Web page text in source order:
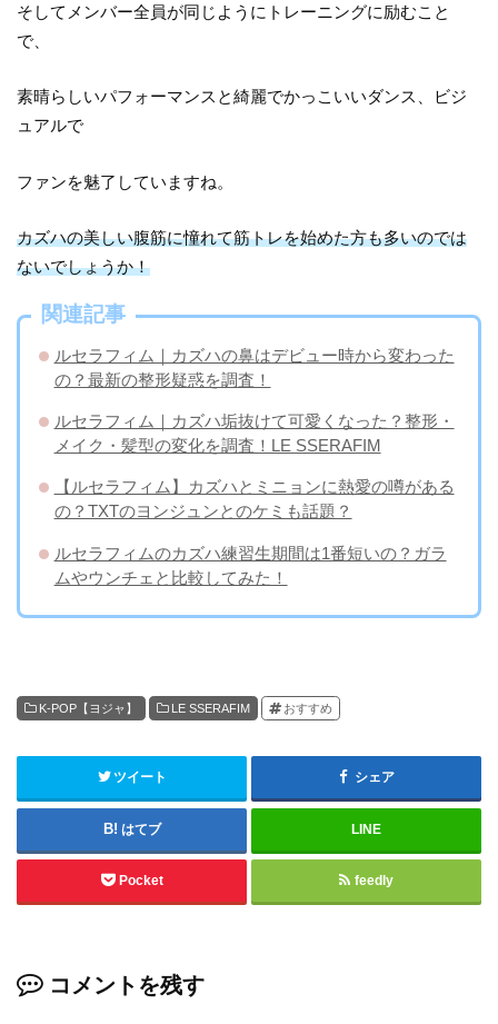
そしてメンバー全員が同じようにトレーニングに励むこと
で、
素晴らしいパフォーマンスと綺麗でかっこいいダンス、ビジ
ュアルで
ファンを魅了していますね。
カズハの美しい腹筋に憧れて筋トレを始めた方も多いのでは
ないでしょうか！
関連記事
ルセラフィム｜カズハの鼻はデビュー時から変わった
の？最新の整形疑惑を調査！
ルセラフィム｜カズハ垢抜けて可愛くなった？整形・
メイク・髪型の変化を調査！LE SSERAFIM
【ルセラフィム】カズハとミニョンに熱愛の噂がある
の？TXTのヨンジュンとのケミも話題？
ルセラフィムのカズハ練習生期間は1番短いの？ガラ
ムやウンチェと比較してみた！
K-POP【ヨジャ】 LE SSERAFIM おすすめ
ツイート シェア
はてブ LINE
Pocket feedly
コメントを残す